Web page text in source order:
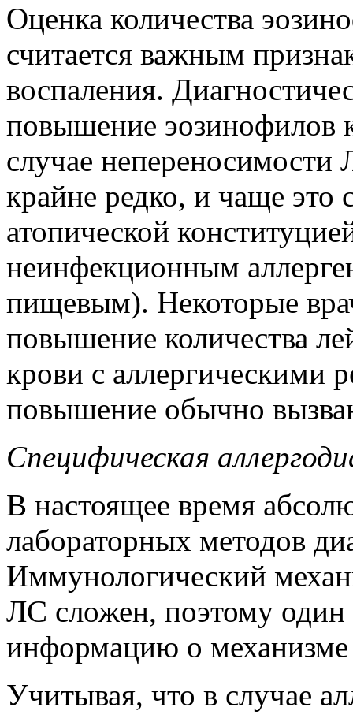
Оценка количества
считается важным
воспаления.
повышение эозинофилов
случае непереносимости
крайне редко, и чаще это
атопической
неинфекционным
пищевым). Некоторые
повышение количества
крови с аллергическими
повышение обычно
Специфическая
В настоящее время
лабораторных методов
Иммунологический
ЛС сложен, поэтому один
информацию о
Учитывая, что в случае